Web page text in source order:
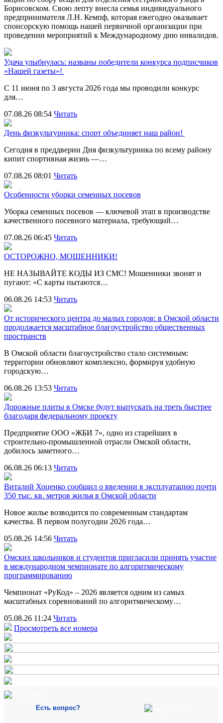
Борисовском. Свою лепту внесла семья индивидуального
предпринимателя Л.Н. Кемпф, которая ежегодно оказывает
спонсорскую помощь нашей первичной организации при
проведении мероприятий к Международному дню инвалидов.
Удача улыбнулась: названы победители конкурса подписчиков
«Нашей газеты»!
С 11 июня по 3 августа 2026 года мы проводили конкурс
для…
07.08.26 08:54 Читать
День физкультурника: спорт объединяет наш район!
Сегодня в преддверии Дня физкультурника по всему району
кипит спортивная жизнь —…
07.08.26 08:01 Читать
Особенности уборки семенных посевов
Уборка семенных посевов — ключевой этап в производстве
качественного посевного материала, требующий…
07.08.26 06:45 Читать
ОСТОРОЖНО, МОШЕННИКИ!
НЕ НАЗЫВАЙТЕ КОДЫ ИЗ СМС! Мошенники звонят и
пугают: «С карты пытаются…
06.08.26 14:53 Читать
От исторического центра до малых городов: в Омской области
продолжается масштабное благоустройство общественных
пространств
В Омской области благоустройство стало системным:
территории обновляют комплексно, формируя удобную
городскую…
06.08.26 13:53 Читать
Дорожные плиты в Омске будут выпускать на треть быстрее
благодаря федеральному проекту
Предприятие ООО «ЖБИ 7», одно из старейших в
строительно‑промышленной отрасли Омской области,
добилось заметного…
06.08.26 06:13 Читать
Виталий Хоценко сообщил о введении в эксплуатацию почти
350 тыс. кв. метров жилья в Омской области
Новое жилье возводится по современным стандартам
качества. В первом полугодии 2026 года…
05.08.26 14:56 Читать
Омских школьников и студентов пригласили принять участие
в международном чемпионате по алгоритмическому
программированию
Чемпионат «РуКод» – 2026 является одним из самых
масштабных соревнований по алгоритмическому…
05.08.26 11:24 Читать
Просмотреть все номера
Есть вопрос?